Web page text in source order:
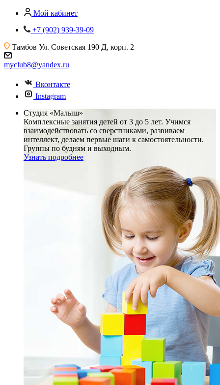
Мой кабинет
+7 (902) 939-39-09
Тамбов Ул. Советская 190 Д, корп. 2
myclub8@yandex.ru
Вконтакте
Instagram
Студия «Малыш»
Комплексные занятия детей от 3 до 5 лет. Учимся
взаимодействовать со сверстниками, развиваем
интеллект, делаем первые шаги к самостоятельности.
Группы по будням и выходным.
Узнать подробнее